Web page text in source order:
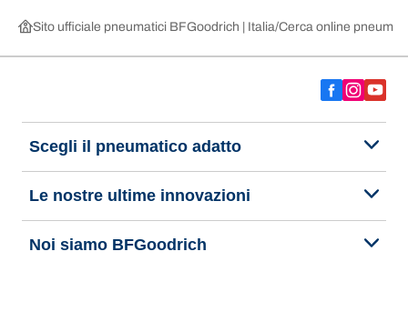
Sito ufficiale pneumatici BFGoodrich | Italia Cerca online
Scegli il pneumatico adatto
Le nostre ultime innovazioni
Noi siamo BFGoodrich